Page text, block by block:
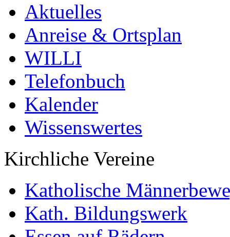
Aktuelles
Anreise & Ortsplan
WILLI
Telefonbuch
Kalender
Wissenswertes
Kirchliche Vereine
Katholische
Kath. Bildungswerk